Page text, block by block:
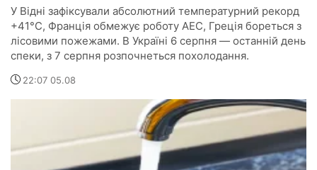
У Відні зафіксували абсолютний температурний рекорд
+41°C, Франція обмежує роботу АЕС, Греція бореться з
лісовими пожежами. В Україні 6 серпня — останній день
спеки, з 7 серпня розпочнеться похолодання.
22:07 05.08